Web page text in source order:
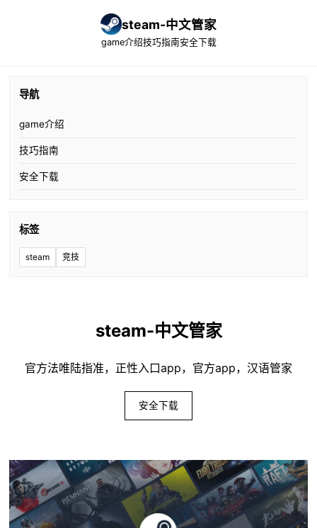
steam-中文管家
game介绍技巧指南安全下载
导航
game介绍
技巧指南
安全下载
标签
steam 竞技
steam-中文管家
官方法唯陆指准，正性入口app，官方app，汉语管家
安全下载